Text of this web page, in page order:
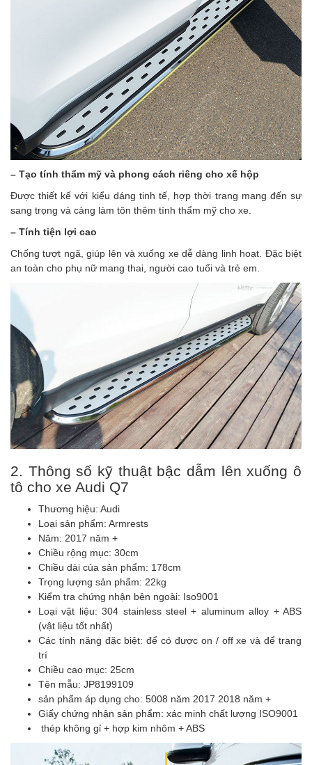
– Tạo tính thẩm mỹ và phong cách riêng cho xế hộp
Được thiết kế với kiểu dáng tinh tế, hợp thời trang mang đến sự
sang trọng và càng làm tôn thêm tính thẩm mỹ cho xe.
– Tính tiện lợi cao
Chống tượt ngã, giúp lên và xuống xe dễ dàng linh hoạt. Đặc biệt
an toàn cho phụ nữ mang thai, người cao tuổi và trẻ em.
2. Thông số kỹ thuật bậc dẫm lên xuống ô
tô cho xe Audi Q7
Thương hiệu: Audi
Loại sản phẩm: Armrests
Năm: 2017 năm +
Chiều rộng mục: 30cm
Chiều dài của sản phẩm: 178cm
Trọng lượng sản phẩm: 22kg
Kiểm tra chứng nhận bên ngoài: Iso9001
Loại vật liệu: 304 stainless steel + aluminum alloy + ABS
(vật liệu tốt nhất)
Các tính năng đặc biệt: để có được on / off xe và để trang
trí
Chiều cao mục: 25cm
Tên mẫu: JP8199109
sản phẩm áp dụng cho: 5008 năm 2017 2018 năm +
Giấy chứng nhận sản phẩm: xác minh chất lượng ISO9001
thép không gỉ + hợp kim nhôm + ABS